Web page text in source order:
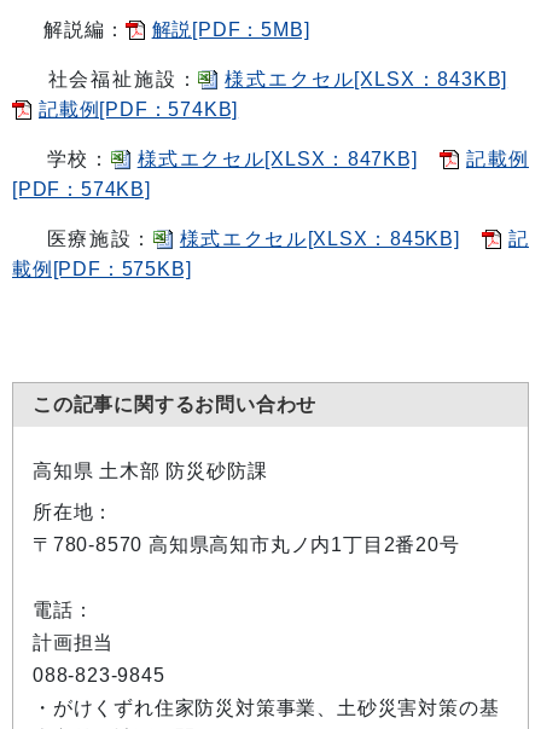
解説編： 解説[PDF：5MB]
社会福祉施設：
様式エクセル[XLSX：843KB]
記載例[PDF：574KB]
学校： 様式エクセル[XLSX：847KB]
記載例
[PDF：574KB]
医療施設： 様式エクセル[XLSX：845KB]
記
載例[PDF：575KB]
この記事に関するお問い合わせ
高知県 土木部 防災砂防課
所在地：
〒780-8570 高知県高知市丸ノ内1丁目2番20号
電話：
計画担当
088-823-9845
・がけくずれ住家防災対策事業、土砂災害対策の基